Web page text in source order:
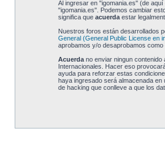
Al ingresar en "igomania.es" (de
"igomania.es". Podemos cambiar
significa que acuerdaestar
Nuestros foros están desarrollados
General (General Public License en
aprobamos y/o desaprobamos
Acuerdano enviar ningun contenido
Internacionales. Hacer eso
ayuda para reforzar estas
haya ingresado será almacenada
de hacking que conlleve a que los